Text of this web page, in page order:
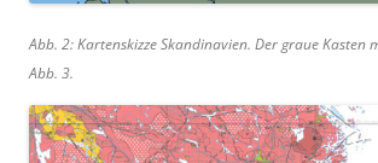
Abb. 2: Kartenskizze Skandinavien. Der graue Kasten
Abb. 3.